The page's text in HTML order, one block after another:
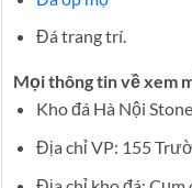
Đá trang trí.
Mọi thông tin về xem
Kho đá Hà Nội Stone
Địa chỉ VP: 155